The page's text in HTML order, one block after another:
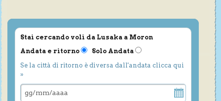
Stai cercando voli da Lusaka a Moron
Andata e ritorno
Solo Andata
Se la città di ritorno è diversa dall'andata clicca qui
»